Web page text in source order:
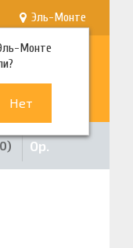
Эль-Монте
Монте
0 0р.